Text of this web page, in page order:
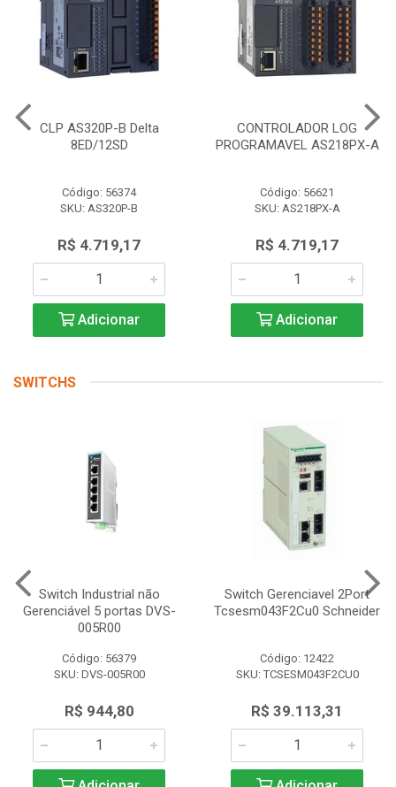
CLP AS320P-B Delta
8ED/12SD
Código: 56374
SKU: AS320P-B
R$ 4.719,17
Adicionar
CONTROLADOR LOG
PROGRAMAVEL AS218PX-A
Código: 56621
SKU: AS218PX-A
R$ 4.719,17
Adicionar
SWITCHS
Switch Industrial não
Gerenciável 5 portas DVS-
005R00
Código: 56379
SKU: DVS-005R00
R$ 944,80
Switch Gerenciavel 2Port
Tcsesm043F2Cu0 Schneider
Código: 12422
SKU: TCSESM043F2CU0
R$ 39.113,31